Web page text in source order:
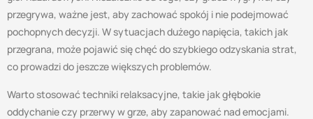
przegrywa, ważne jest, aby zachować spokój i nie podejmować
pochopnych decyzji. W sytuacjach dużego napięcia, takich jak
przegrana, może pojawić się chęć do szybkiego odzyskania strat,
co prowadzi do jeszcze większych problemów.
Warto stosować techniki relaksacyjne, takie jak głębokie
oddychanie czy przerwy w grze, aby zapanować nad emocjami.